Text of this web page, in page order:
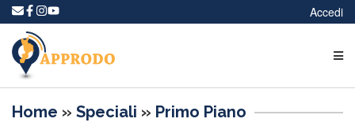
Accedi
Home » Speciali » Primo Piano